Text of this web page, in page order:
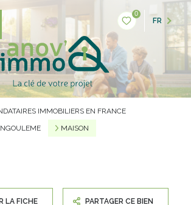
0
FR
IMMOBILIERS EN FRANCE
MAISON
LA FICHE PARTAGER CE BIEN